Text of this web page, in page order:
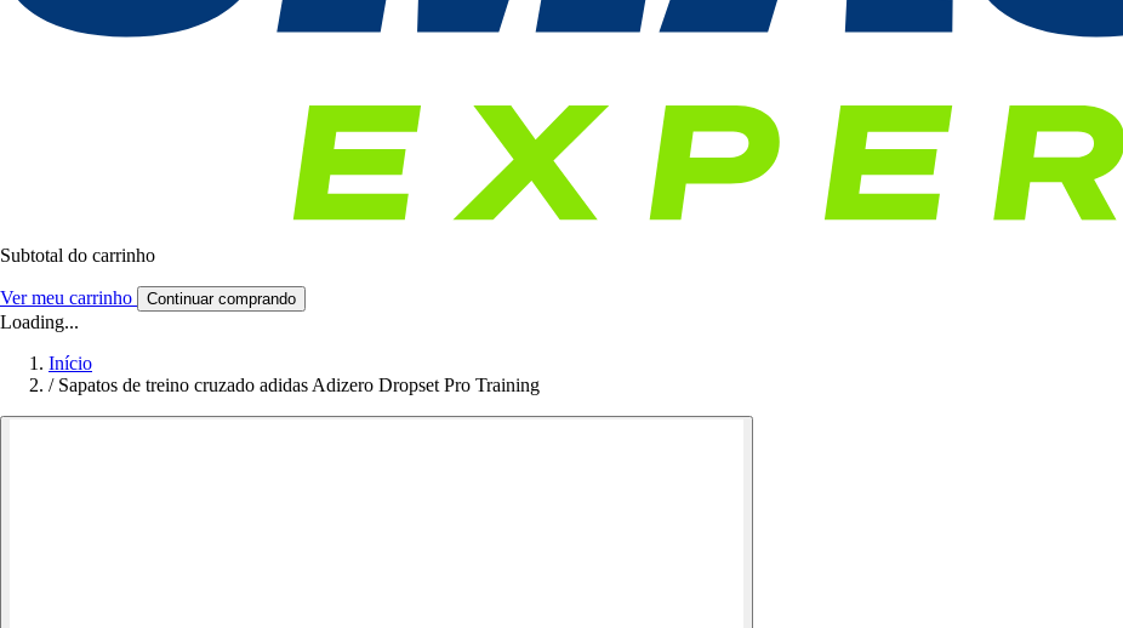
Subtotal do carrinho
Ver meu carrinho Continuar comprando
Loading...
Início
/ Sapatos de treino cruzado adidas Adizero Dropset Pro Training